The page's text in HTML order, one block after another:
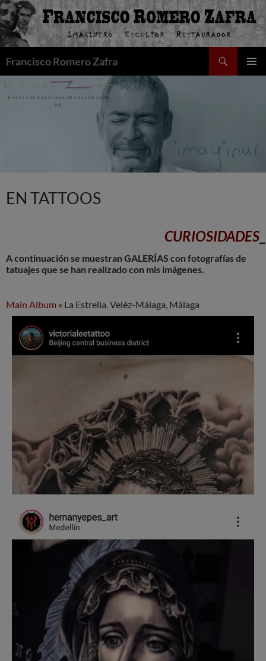
Saltar
al
contenido
Francisco Romero Zafra
EN TATTOOS
CURIOSIDADES
A continuación se muestran GALERÍAS con fotografías de
tatuajes que se han realizado con mis imágenes.
Main Album » La Estrella. Veléz-Málaga, Málaga